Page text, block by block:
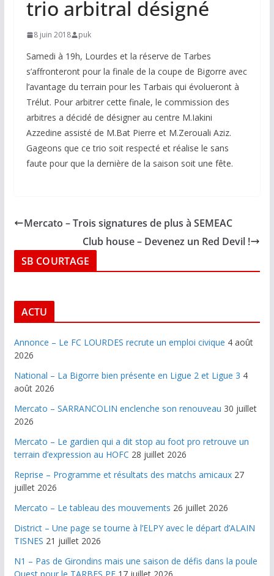
trio arbitral désigné
8 juin 2018 puk
Samedi à 19h, Lourdes et la réserve de Tarbes
s’affronteront pour la finale de la coupe de Bigorre avec
l’avantage du terrain pour les Tarbais qui évolueront à
Trélut. Pour arbitrer cette finale, le commission des
arbitres a décidé de désigner au centre M.Iakini
Azzedine assisté de M.Bat Pierre et M.Zerouali Aziz.
Gageons que ce trio soit respecté et réalise le sans
faute pour que la dernière de la saison soit une fête.
Mercato – Trois signatures de plus à SEMEAC
Club house – Devenez un Red Devil !
SB COURTAGE
ACTU
Annonce – Le FC LOURDES recrute un emploi civique 4 août
2026
National – La Bigorre bien présente en Ligue 2 et Ligue 3 4
août 2026
Mercato – SARRANCOLIN enclenche son renouveau 30 juillet
2026
Mercato – Le gardien qui a dit stop au foot pro retrouve un
terrain d’expression au HOFC 28 juillet 2026
Reprise – Programme et résultats des matchs amicaux 27
juillet 2026
Mercato – Le tableau des mouvements 26 juillet 2026
District – Une page se tourne à l’ELPY avec le départ d’ALAIN
TISNES 21 juillet 2026
N1 – Pas de Girondins mais une saison de défis dans la poule